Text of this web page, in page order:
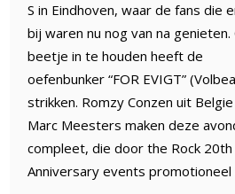
S in Eindhoven, waar de fans die
bij waren nu nog van na
beetje in te houden heeft de
oefenbunker “FOR EVIGT”
strikken. Romzy Conzen uit
Marc Meesters maken deze
compleet, die door the Rock 20th
Anniversary events